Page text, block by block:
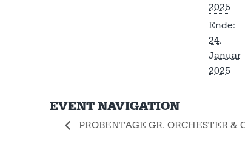
2025
Ende:
24.
Januar
2025
EVENT NAVIGATION
PROBENTAGE GR. ORCHESTER &